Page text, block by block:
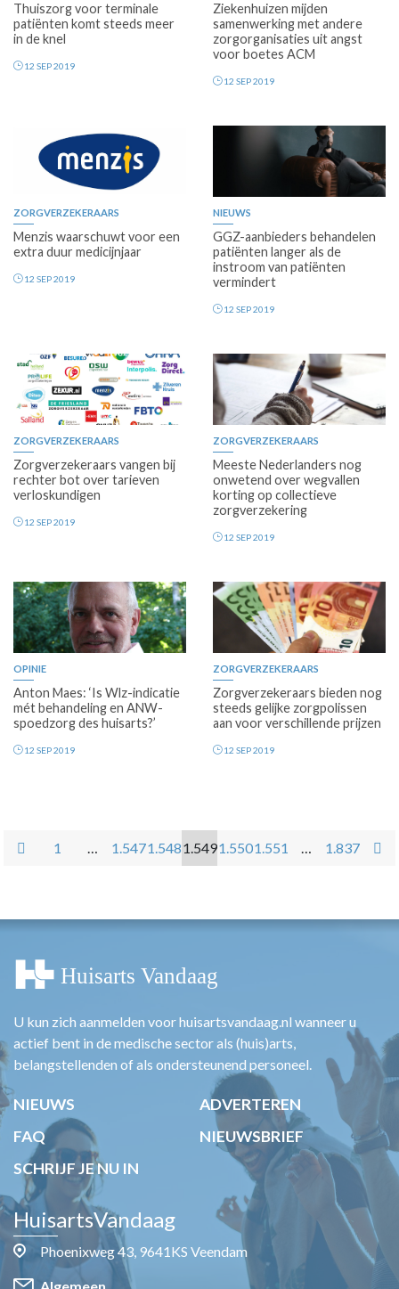
Thuiszorg voor terminale
patiënten komt steeds meer
in de knel
12 SEP 2019
Ziekenhuizen mijden
samenwerking met andere
zorgorganisaties uit angst
voor boetes ACM
12 SEP 2019
ZORGVERZEKERAARS
Menzis waarschuwt voor een
extra duur medicijnjaar
12 SEP 2019
NIEUWS
GGZ-aanbieders behandelen
patiënten langer als de
instroom van patiënten
vermindert
12 SEP 2019
ZORGVERZEKERAARS
Zorgverzekeraars vangen bij
rechter bot over tarieven
verloskundigen
12 SEP 2019
ZORGVERZEKERAARS
Meeste Nederlanders nog
onwetend over wegvallen
korting op collectieve
zorgverzekering
12 SEP 2019
OPINIE
Anton Maes: ‘Is Wlz-indicatie
mét behandeling en ANW-
spoedzorg des huisarts?’
12 SEP 2019
ZORGVERZEKERAARS
Zorgverzekeraars bieden nog
steeds gelijke zorgpolissen
aan voor verschillende prijzen
12 SEP 2019
1 … 1.5471.5481.5491.5501.551 … 1.837
U kun zich aanmelden voor huisartsvandaag.nl wanneer u
actief bent in de medische sector als (huis)arts,
belangstellenden of als ondersteunend personeel.
NIEUWS
ADVERTEREN
FAQ
NIEUWSBRIEF
SCHRIJF JE NU IN
HuisartsVandaag
Phoenixweg 43, 9641KS Veendam
Algemeen